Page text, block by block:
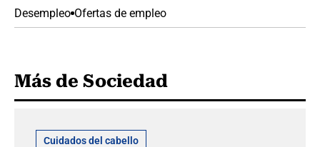
Desempleo Ofertas de empleo
Más de Sociedad
Cuidados del cabello